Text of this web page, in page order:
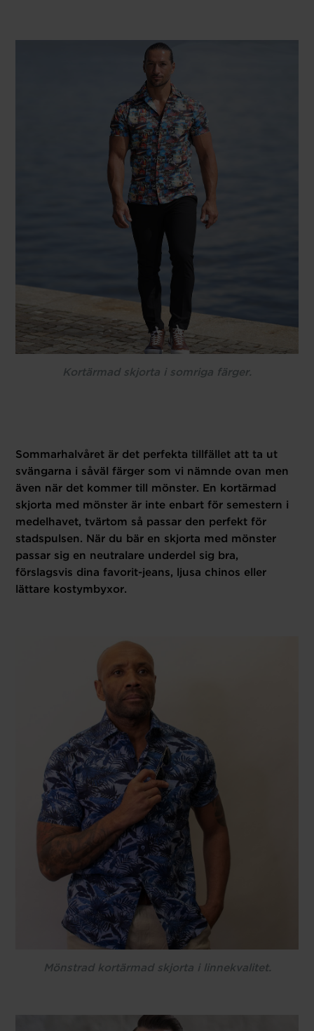
Kortärmad skjorta i somriga färger.
Sommarhalvåret är det perfekta tillfället att ta ut
svängarna i såväl färger som vi nämnde ovan men
även när det kommer till mönster. En kortärmad
skjorta med mönster är inte enbart för semestern i
medelhavet, tvärtom så passar den perfekt för
stadspulsen. När du bär en skjorta med mönster
passar sig en neutralare underdel sig bra,
förslagsvis dina favorit-jeans, ljusa chinos eller
lättare kostymbyxor.
Mönstrad kortärmad skjorta i linnekvalitet.